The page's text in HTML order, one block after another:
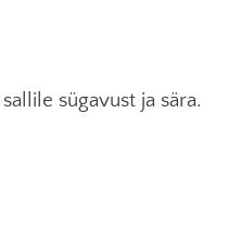
sügavust ja sära.